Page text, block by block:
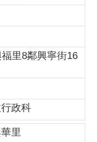
里8鄰興寧街16
政科
里